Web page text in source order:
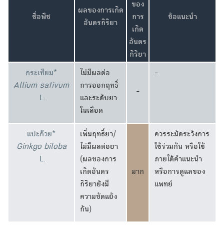
ชื่อพืช
ผลของการเกิด
อันตรกิริยา
ของ
การ
เกิด
อันตร
กิริยา
ข้อแนะนำ
กระเทียม*
Allium sativum
L.
ไม่มีผลต่อ
การออกฤทธิ์
และระดับยา
ในเลือด
-
-
แปะก๊วย*
Ginkgo biloba
L.
เพิ่มฤทธิ์ยา/
ไม่มีผลต่อยา
(ผลของการ
เกิดอันตร
กิริยายังมี
ความขัดแย้ง
กัน)
มาก
ควรระมัดระวังการ
ใช้ร่วมกัน หรือใช้
ภายใต้คำแนะนำ
หรือการดูแลของ
แพทย์